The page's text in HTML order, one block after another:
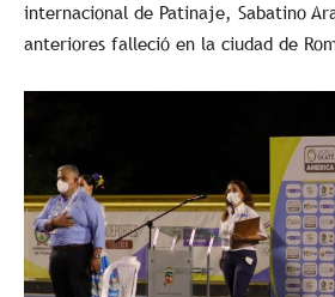
internacional de Patinaje, Sabatino
anteriores falleció en la ciudad de